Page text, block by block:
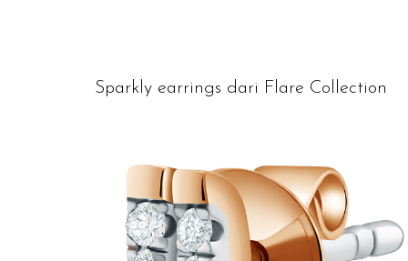
Sparkly earrings dari Flare Collection